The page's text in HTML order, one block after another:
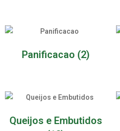
Panificacao (2)
Queijos e Embutidos